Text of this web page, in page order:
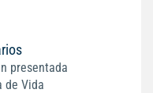
presentada
de Vida